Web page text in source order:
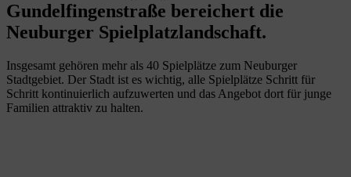
Gundelfingenstraße bereichert die
Neuburger Spielplatzlandschaft.
Insgesamt gehören mehr als 40 Spielplätze zum Neuburger
Stadtgebiet. Der Stadt ist es wichtig, alle Spielplätze Schritt für
Schritt kontinuierlich aufzuwerten und das Angebot dort für junge
Familien attraktiv zu halten.